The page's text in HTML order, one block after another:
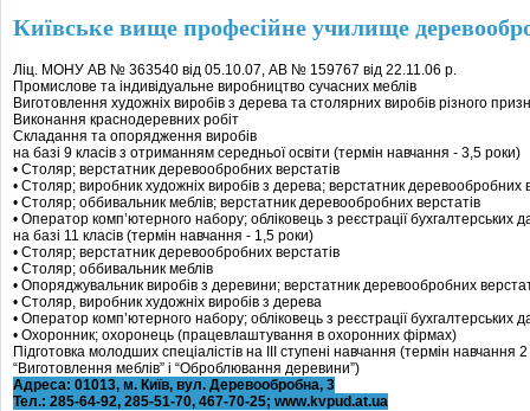
Київське вище професійне училище
Ліц. МОНУ АВ № 363540 від 05.10.07, АВ № 159767 від 22.11.06 р.
Промислове та індивідуальне виробництво сучасних меблів
Виготовлення художніх виробів з дерева та столярних виробів різного
Виконання краснодеревних робіт
Складання та опорядження виробів
на базі 9 класів з отриманням середньої освіти (термін навчання - 3,5 роки)
• Столяр; верстатник деревообробних верстатів
• Столяр; виробник художніх виробів з дерева; верстатник деревообробних
• Столяр; оббивальник меблів; верстатник деревообробних верстатів
• Оператор комп’ютерного набору; обліковець з реєстрації бухгалтерських
на базі 11 класів (термін навчання - 1,5 роки)
• Столяр; верстатник деревообробних верстатів
• Столяр; оббивальник меблів
• Опоряджувальник виробів з деревини; верстатник деревообробних
• Столяр, виробник художніх виробів з дерева
• Оператор комп’ютерного набору; обліковець з реєстрації бухгалтерських
• Охоронник; охоронець (працевлаштування в охоронних фірмах)
Підготовка молодших спеціалістів на ІІІ ступені навчання (термін навчання
“Виготовлення меблів” і “Оброблювання деревини”)
Адреса: 01013, м. Київ, вул. Деревообробна, 3
Тел.: 285-64-92, 285-51-70, 467-70-25; www.kvpud.at.ua